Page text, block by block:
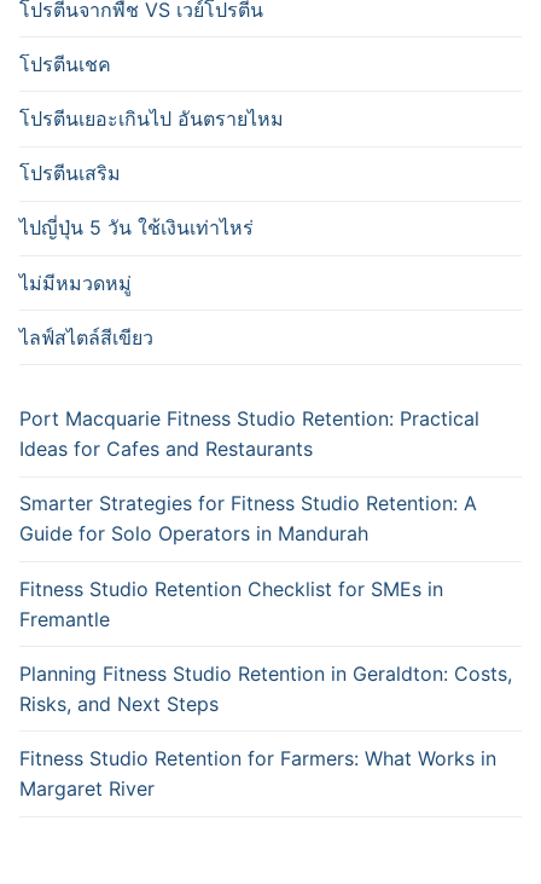
โปรตีนจากพืช VS เวย์โปรตีน
โปรตีนเชค
โปรตีนเยอะเกินไป อันตรายไหม
โปรตีนเสริม
ไปญี่ปุ่น 5 วัน ใช้เงินเท่าไหร่
ไม่มีหมวดหมู่
ไลฟ์สไตล์สีเขียว
Port Macquarie Fitness Studio Retention: Practical
Ideas for Cafes and Restaurants
Smarter Strategies for Fitness Studio Retention: A
Guide for Solo Operators in Mandurah
Fitness Studio Retention Checklist for SMEs in
Fremantle
Planning Fitness Studio Retention in Geraldton: Costs,
Risks, and Next Steps
Fitness Studio Retention for Farmers: What Works in
Margaret River